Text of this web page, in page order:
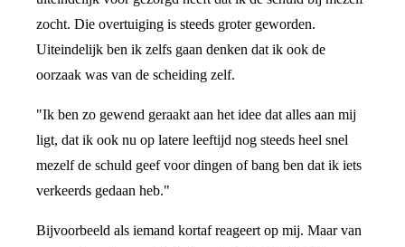
zocht. Die overtuiging is steeds groter geworden.
Uiteindelijk ben ik zelfs gaan denken dat ik ook de
oorzaak was van de scheiding zelf.
"Ik ben zo gewend geraakt aan het idee dat alles aan mij
ligt, dat ik ook nu op latere leeftijd nog steeds heel snel
mezelf de schuld geef voor dingen of bang ben dat ik iets
verkeerds gedaan heb."
Bijvoorbeeld als iemand kortaf reageert op mij. Maar van